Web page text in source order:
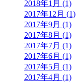
2018年1月 (1)
2017年12月 (1)
2017年9月 (1)
2017年8月 (1)
2017年7月 (1)
2017年6月 (1)
2017年5月 (1)
2017年4月 (1)